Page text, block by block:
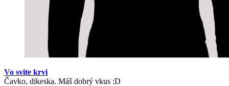
Vo svite krvi
Čavko, dikeska. Máš dobrý vkus :D